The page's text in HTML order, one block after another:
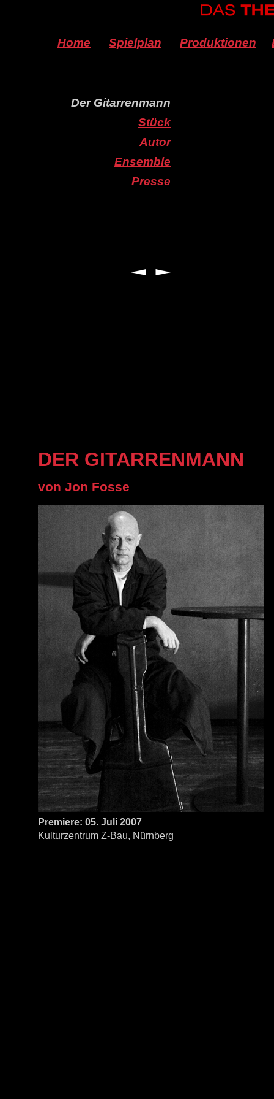
Home Spielplan Produktionen
Der Gitarrenmann
Stück
Autor
Ensemble
Presse
DER GITARRENMANN
von Jon Fosse
Premiere: 05. Juli 2007
Kulturzentrum Z-Bau, Nürnberg